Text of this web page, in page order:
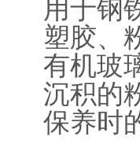
用于钢
塑胶、
有机玻
沉积的
保养时